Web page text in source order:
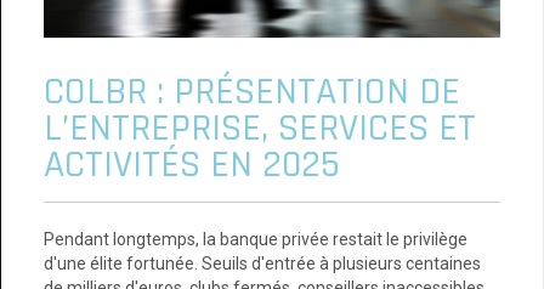
COLBR : PRÉSENTATION DE
L’ENTREPRISE, SERVICES ET
ACTIVITÉS EN 2025
Pendant longtemps, la banque privée restait le privilège
d'une élite fortunée. Seuils d'entrée à plusieurs centaines